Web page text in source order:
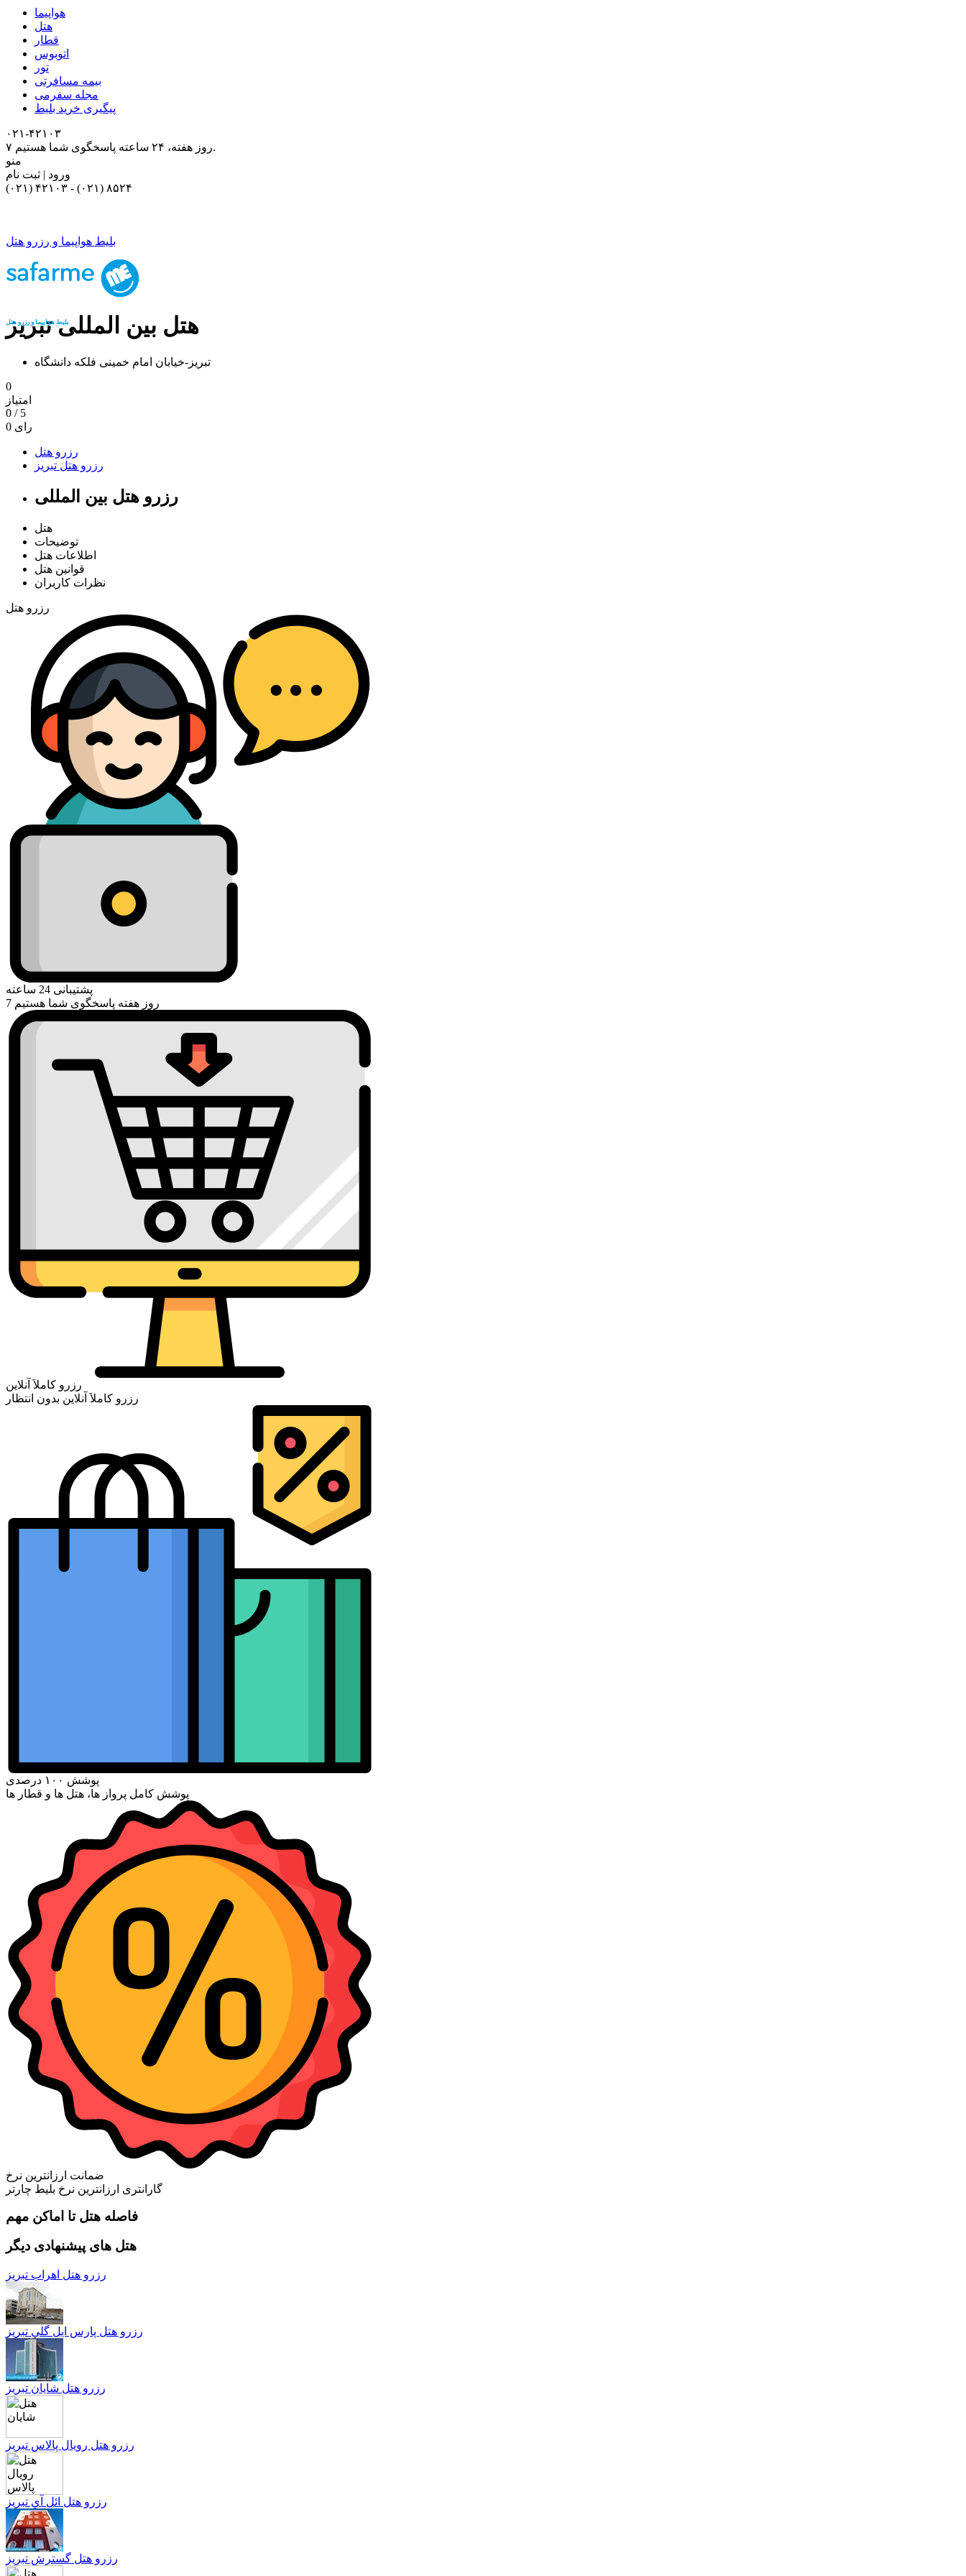
هواپیما
هتل
قطار
اتوبوس
تور
بیمه مسافرتی
مجله سفرمی
پیگیری خرید بلیط
۰۲۱-۴٢١٠٣
۷ روز هفته، ۲۴ ساعته پاسخگوی شما هستیم.
منو
ورود | ثبت نام
- (۰۲۱) ۸۵۲۴
بلیط هواپیما و رزرو هتل
بلیط هواپیما و رزرو هتل
هتل بین المللی تبریز
تبریز-خيابان امام خمينی فلكه دانشگاه
0
امتیاز
0 / 5
0 رای
رزرو هتل
رزرو هتل تبریز
رزرو هتل بین المللی
هتل
توضیحات
اطلاعات هتل
قوانین هتل
نظرات کاربران
رزرو هتل
پشتیبانی 24 ساعته
7 روز هفته پاسخگوی شما هستیم
رزرو کاملاَ آنلاین
رزرو کاملاَ آنلاین بدون انتظار
پوشش ۱۰۰ درصدی
پوشش کامل پرواز ها، هتل ها و قطار ها
ضمانت ارزانترین نرخ
گارانتری ارزانترین نرخ بلیط چارتر
فاصله هتل تا اماکن مهم
هتل های پیشنهادی دیگر
رزرو هتل اهراب تبریز
رزرو هتل پارس ايل گلي تبریز
رزرو هتل شایان تبریز
رزرو هتل رویال پالاس تبریز
رزرو هتل ائل آي تبریز
رزرو هتل گسترش تبریز